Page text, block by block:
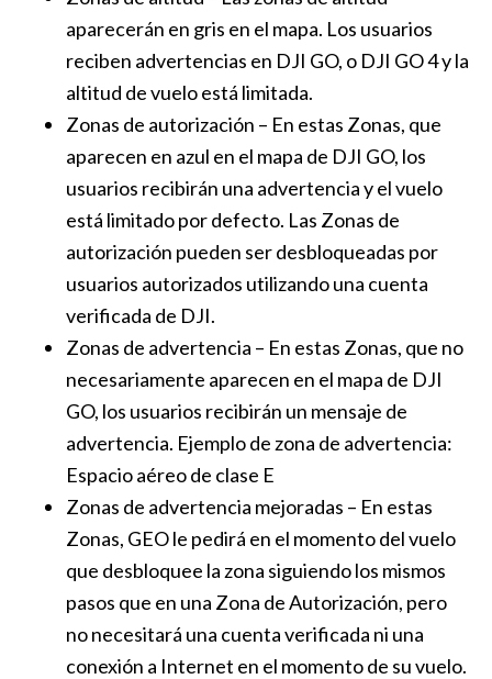
aparecerán en gris en el mapa. Los usuarios
reciben advertencias en DJI GO, o DJI GO 4 y la
altitud de vuelo está limitada.
Zonas de autorización – En estas Zonas, que
aparecen en azul en el mapa de DJI GO, los
usuarios recibirán una advertencia y el vuelo
está limitado por defecto. Las Zonas de
autorización pueden ser desbloqueadas por
usuarios autorizados utilizando una cuenta
verificada de DJI.
Zonas de advertencia – En estas Zonas, que no
necesariamente aparecen en el mapa de DJI
GO, los usuarios recibirán un mensaje de
advertencia. Ejemplo de zona de advertencia:
Espacio aéreo de clase E
Zonas de advertencia mejoradas – En estas
Zonas, GEO le pedirá en el momento del vuelo
que desbloquee la zona siguiendo los mismos
pasos que en una Zona de Autorización, pero
no necesitará una cuenta verificada ni una
conexión a Internet en el momento de su vuelo.